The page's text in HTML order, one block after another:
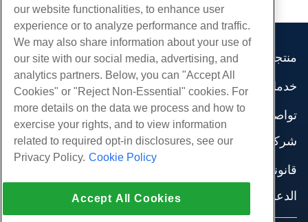
منتجات
استضافة الموقع
استضافة الأعمال
موزع استضافة
موزع العلامة البيضاء
إدارة لينكس VPS
لينكس غير المدارة VPS
نوافذ غير مُدارة VPS
خدمات
هجرات الموقع
تواصل اجتماعي
وثائق المنتج
مدونة
شركة
اتصل بنا
مراكز البيانات
قانوني
شروط الخدمة
الدعم
الدردشة الحية معنا
our website functionalities, to enhance user
experience or to analyze performance and traffic.
We may also share information about your use of
our site with our social media, advertising, and
analytics partners. Below, you can "Accept All
Cookies" or "Reject Non-Essential" cookies. For
more details on the data we process and how to
exercise your rights, and to view information
related to required opt-in disclosures, see our
Privacy Policy. Cookie Policy
Accept All Cookies